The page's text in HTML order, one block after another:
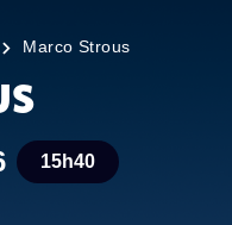
Marco Strous
15h40